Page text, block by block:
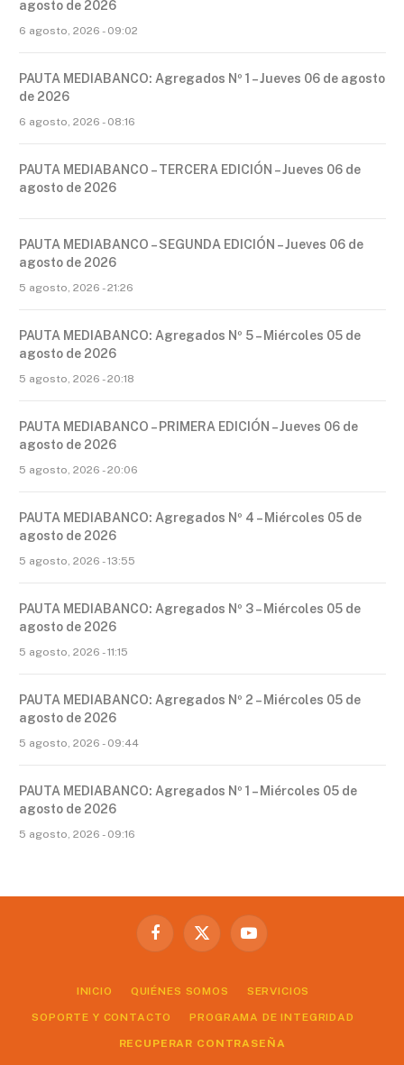
agosto de 2026
6 agosto, 2026 - 09:02
PAUTA MEDIABANCO: Agregados Nº 1 – Jueves 06 de agosto
de 2026
6 agosto, 2026 - 08:16
PAUTA MEDIABANCO – TERCERA EDICIÓN – Jueves 06 de
agosto de 2026
PAUTA MEDIABANCO – SEGUNDA EDICIÓN – Jueves 06 de
agosto de 2026
5 agosto, 2026 - 21:26
PAUTA MEDIABANCO: Agregados Nº 5 – Miércoles 05 de
agosto de 2026
5 agosto, 2026 - 20:18
PAUTA MEDIABANCO – PRIMERA EDICIÓN – Jueves 06 de
agosto de 2026
5 agosto, 2026 - 20:06
PAUTA MEDIABANCO: Agregados Nº 4 – Miércoles 05 de
agosto de 2026
5 agosto, 2026 - 13:55
PAUTA MEDIABANCO: Agregados Nº 3 – Miércoles 05 de
agosto de 2026
5 agosto, 2026 - 11:15
PAUTA MEDIABANCO: Agregados Nº 2 – Miércoles 05 de
agosto de 2026
5 agosto, 2026 - 09:44
PAUTA MEDIABANCO: Agregados Nº 1 – Miércoles 05 de
agosto de 2026
5 agosto, 2026 - 09:16
Facebook
X
YouTube
INICIO QUIÉNES SOMOS SERVICIOS
SOPORTE Y CONTACTO PROGRAMA DE INTEGRIDAD
RECUPERAR CONTRASEÑA